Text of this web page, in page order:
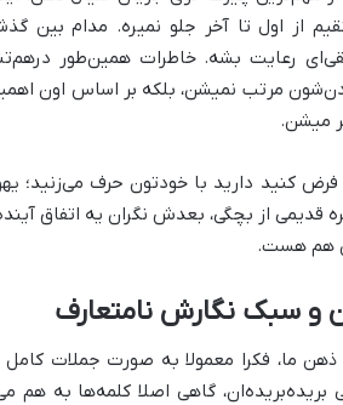
از اول تا آخر جلو نمیره. مدام بین
رعایت بشه. خاطرات همین‌طور
مرتب نمیشن، بلکه بر اساس اون
میشن.
کنید دارید با خودتون حرف می‌زنید؛
قدیمی از بچگی، بعدش نگران یه اتفاق
هم هست.
و سبک نگارش نامتعارف
ذهن ما، فکرا معمولا به صورت جملات
بریده‌بریده‌ان، گاهی اصلا کلمه‌ها به